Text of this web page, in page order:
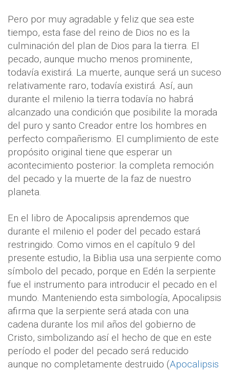
Pero por muy agradable y feliz que sea este
tiempo, esta fase del reino de Dios no es la
culminación del plan de Dios para la tierra. El
pecado, aunque mucho menos prominente,
todavía existirá. La muerte, aunque será un suceso
relativamente raro, todavía existirá. Así, aun
durante el milenio la tierra todavía no habrá
alcanzado una condición que posibilite la morada
del puro y santo Creador entre los hombres en
perfecto compañerismo. El cumplimiento de este
propósito original tiene que esperar un
acontecimiento posterior: la completa remoción
del pecado y la muerte de la faz de nuestro
planeta.
En el libro de Apocalipsis aprendemos que
durante el milenio el poder del pecado estará
restringido. Como vimos en el capítulo 9 del
presente estudio, la Biblia usa una serpiente como
símbolo del pecado, porque en Edén la serpiente
fue el instrumento para introducir el pecado en el
mundo. Manteniendo esta simbología, Apocalipsis
afirma que la serpiente será atada con una
cadena durante los mil años del gobierno de
Cristo, simbolizando así el hecho de que en este
período el poder del pecado será reducido
aunque no completamente destruido (Apocalipsis